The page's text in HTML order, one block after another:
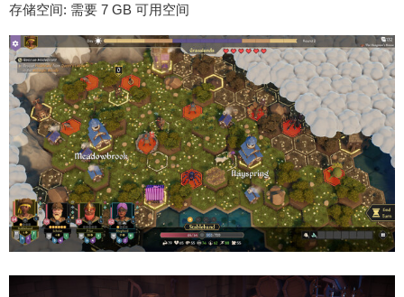
存储空间: 需要 7 GB 可用空间